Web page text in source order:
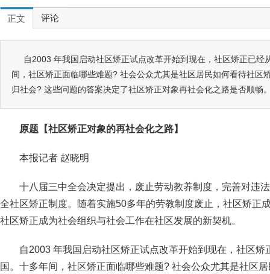
正文 评论
自2003 年我国启动社区矫正试点改革开始到现在，社区矫正已经
间，社区矫正面临哪些难题? 社会公众尤其是社区居民如何看待社区
归社会? 这些问题的答案决定了社区矫正对象再社会化之路是否顺畅
原题【社区矫正对象的再社会化之路】
本报记者 赵晓明
十八届三中全会决定提出，废止劳动教养制度，完善对违
全社区矫正制度。随着实施50多年的劳教制度废止，社区矫正
社区矫正成为社会组织与社会工作在社区发展的新契机。
自2003 年我国启动社区矫正试点改革开始到现在，社区
国。十多年间，社区矫正面临哪些难题? 社会公众尤其是社区